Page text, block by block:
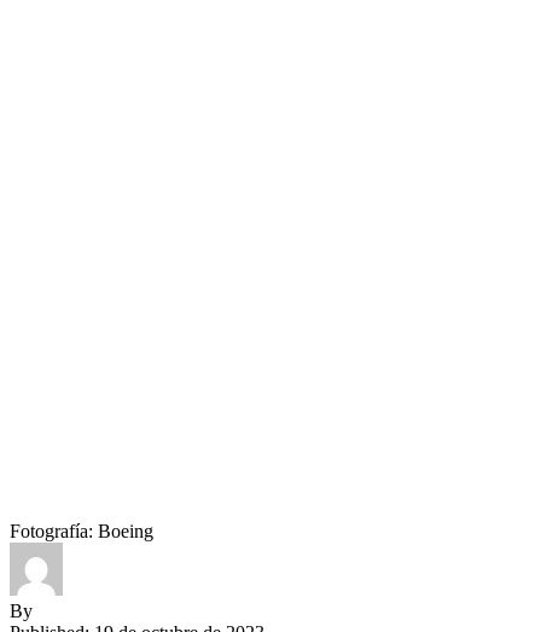
Fotografía: Boeing
By